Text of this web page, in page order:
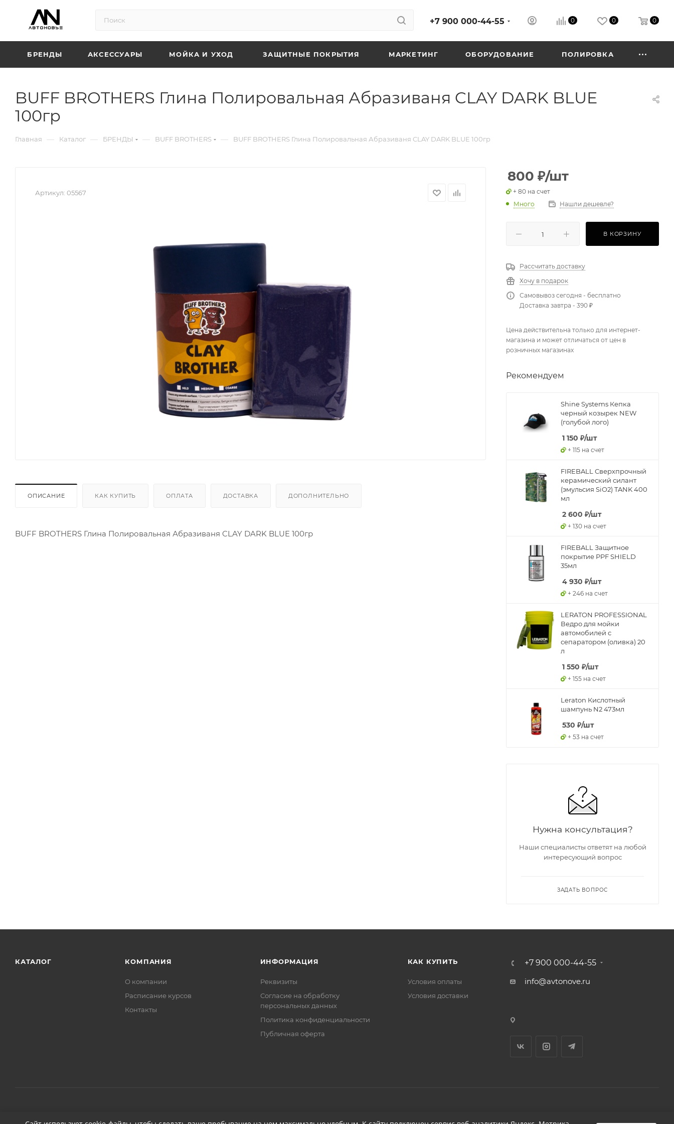
+7 900 000-44-55 0 0 0
БРЕНДЫ АКСЕССУАРЫ МОЙКА И УХОД ЗАЩИТНЫЕ ПОКРЫТИЯ МАРКЕТИНГ ОБОРУДОВАНИЕ ПОЛИРОВКА
BUFF BROTHERS Глина Полировальная Абразиваня CLAY DARK BLUE
100гр
Главная — Каталог — БРЕНДЫ — BUFF BROTHERS — BUFF BROTHERS Глина Полировальная Абразиваня CLAY DARK BLUE 100гр
Артикул: 05567
ОПИСАНИЕ КАК КУПИТЬ ОПЛАТА ДОСТАВКА ДОПОЛНИТЕЛЬНО
BUFF BROTHERS Глина Полировальная Абразиваня CLAY DARK BLUE 100гр
800 ₽/шт
+ 80 на счет
Много
Нашли дешевле?
В КОРЗИНУ
Рассчитать доставку
Хочу в подарок
Самовывоз сегодня - бесплатно
Доставка завтра - 390 ₽
Цена действительна только для интернет-
магазина и может отличаться от цен в
розничных магазинах
Рекомендуем
Shine Systems Кепка
черный козырек NEW
(голубой лого)
1 150 ₽/шт
+ 115 на счет
FIREBALL Сверхпрочный
керамический силант
(эмульсия SiO2) TANK 400
мл
2 600 ₽/шт
+ 130 на счет
FIREBALL Защитное
покрытие PPF SHIELD
35мл
4 930 ₽/шт
+ 246 на счет
LERATON PROFESSIONAL
Ведро для мойки
автомобилей с
сепаратором (оливка) 20
л
1 550 ₽/шт
+ 155 на счет
Leraton Кислотный
шампунь N2 473мл
530 ₽/шт
+ 53 на счет
Нужна консультация?
Наши специалисты ответят на любой
интересующий вопрос
ЗАДАТЬ ВОПРОС
КАТАЛОГ КОМПАНИЯ
О компании
Расписание курсов
Контакты
ИНФОРМАЦИЯ
Реквизиты
Соглаcие на обработку
персональных данных
Политика конфиденциальности
Публичная оферта
КАК КУПИТЬ
Условия оплаты
Условия доставки
+7 900 000-44-55
info@avtonove.ru
Разработано в KAPUSTA LAB